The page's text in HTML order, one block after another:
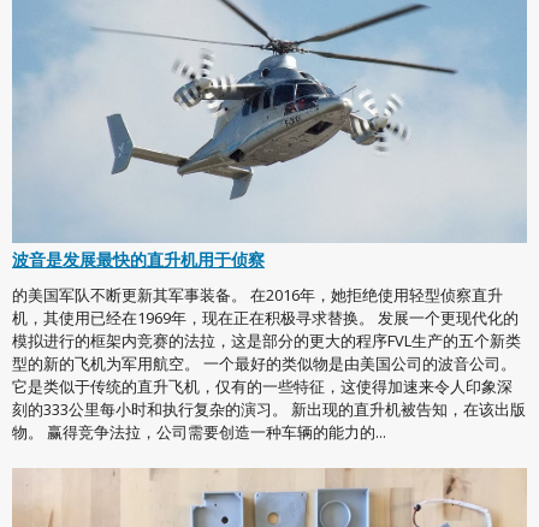
波音是发展最快的直升机用于侦察
的美国军队不断更新其军事装备。 在2016年，她拒绝使用轻型侦察直升
机，其使用已经在1969年，现在正在积极寻求替换。 发展一个更现代化的
模拟进行的框架内竞赛的法拉，这是部分的更大的程序FVL生产的五个新类
型的新的飞机为军用航空。 一个最好的类似物是由美国公司的波音公司。
它是类似于传统的直升飞机，仅有的一些特征，这使得加速来令人印象深
刻的333公里每小时和执行复杂的演习。 新出现的直升机被告知，在该出版
物。 赢得竞争法拉，公司需要创造一种车辆的能力的...